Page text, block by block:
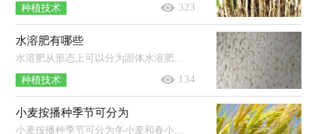
种植技术 323
水溶肥有哪些
种植技术 134
小麦按播种季节可分为